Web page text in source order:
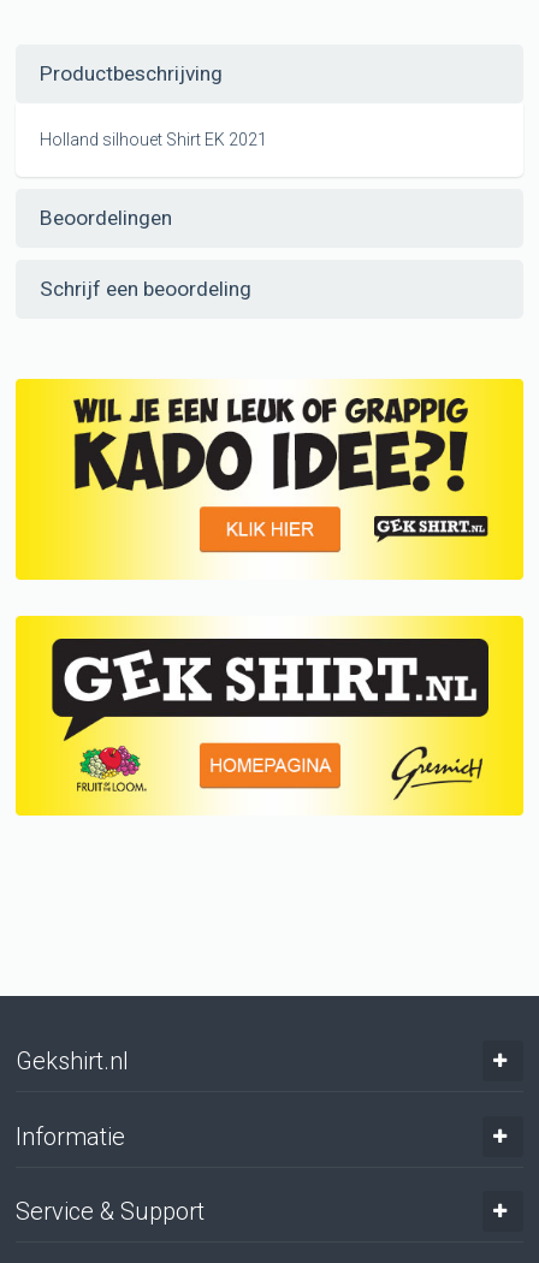
Productbeschrijving
Holland silhouet Shirt EK 2021
Beoordelingen
Schrijf een beoordeling
Gekshirt.nl
Informatie
Service & Support